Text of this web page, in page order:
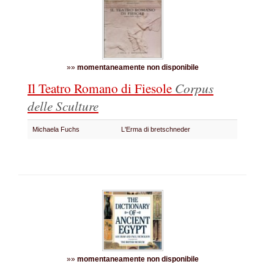
»» momentaneamente non disponibile
Il Teatro Romano di Fiesole Corpus
delle Sculture
Michaela Fuchs L'Erma di bretschneder
»» momentaneamente non disponibile